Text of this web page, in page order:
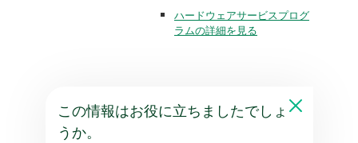
ハードウェアサービスプログ
ラムの詳細を見る
この情報はお役に立ちましたでしょ
うか。